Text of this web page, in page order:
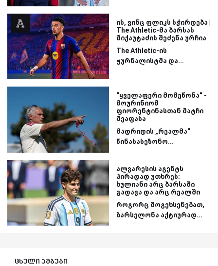
ის, ვინც ფლიკს სჭირდება |
The Athletic-მა ბარსას
მიქაუტაძის შეძენა ურჩია
The Athletic-ის
ჟურნალისტმა და...
“ყველაფერი მომეწონა“ -
მოურინიომ
ფიორენტინასთან მატჩი
შეაფასა
მადრიდის „რეალმა“
წინასასეზონო...
ალვარესის აგენტს
პირადად უთხრეს:
ხულიანი არც ბარსაში
გადავა და არც რეალში
როგორც მოგეხსენებათ,
ბარსელონა აქტიურად...
ცხელი ამბები